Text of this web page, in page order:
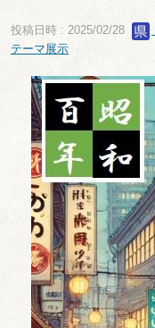
投稿日時 : 2025/02/28
テーマ展示